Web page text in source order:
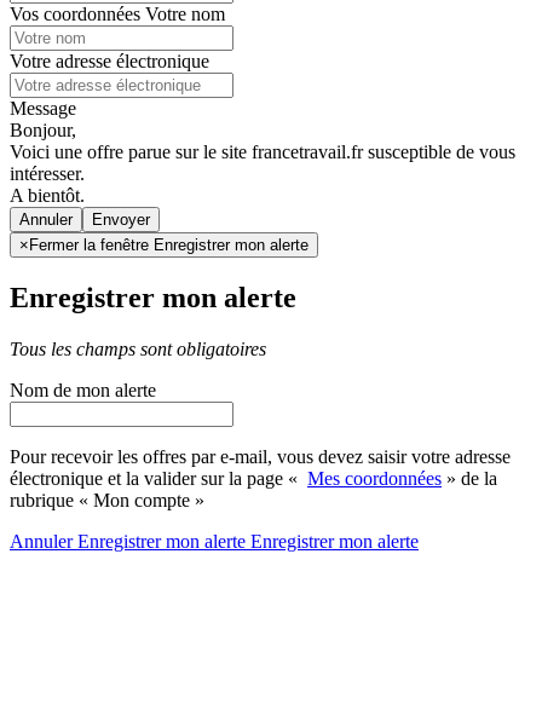
Vos coordonnées Votre nom
Votre adresse électronique
Message
Bonjour,
Voici une offre parue sur le site francetravail.fr susceptible de vous
intéresser.
A bientôt.
Annuler
× Fermer la fenêtre Enregistrer mon alerte
Enregistrer mon alerte
Tous les champs sont obligatoires
Nom de mon alerte
Pour recevoir les offres par e-mail, vous devez saisir votre adresse
électronique et la valider sur la page « Mes coordonnées » de la
rubrique « Mon compte »
AnnulerEnregistrer mon alerte Enregistrermon alerte